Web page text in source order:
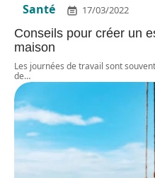
Santé 17/03/2022
Conseils pour créer un
maison
Les journées de travail sont
de…